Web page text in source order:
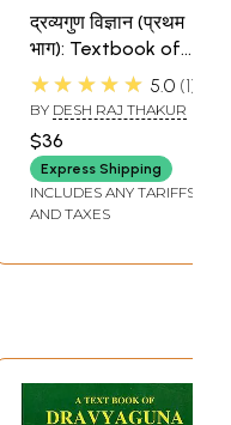
द्रव्यगुण विज्ञान (प्रथम
भाग): Textbook of
Dravyaguna
Vijnana- Based on
New NCISM
Syllabus for
B.A.M.S. 2nd Year
Professional (Vol-1)
★★★★★ 5.0 1
BY DESH RAJ THAKUR
$36
Express Shipping
INCLUDES ANY TARIFFS
AND TAXES